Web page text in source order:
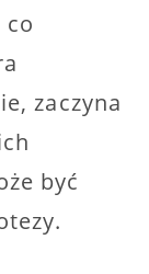
co
zaczyna
być